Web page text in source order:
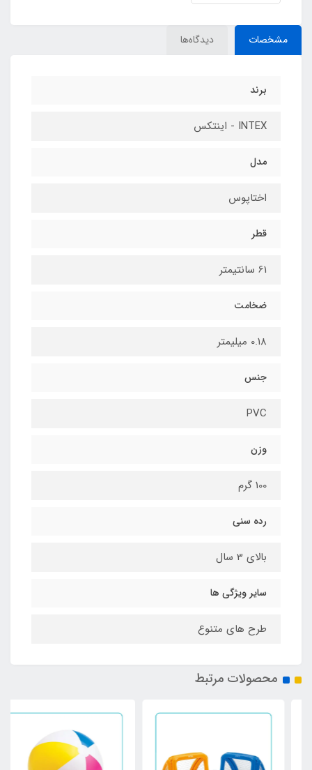
مشخصات دیدگاه‌ها
برند
INTEX - اینتکس
مدل
اختاپوس
قطر
61 سانتیمتر
ضخامت
0.18 میلیمتر
جنس
PVC
وزن
100 گرم
رده سنی
بالای 3 سال
سایر ویژگی ها
طرح های متنوع
محصولات مرتبط